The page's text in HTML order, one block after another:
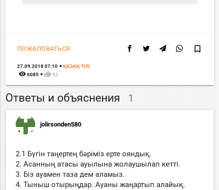
ПОЖАЛОВАТЬСЯ bookmark_border
27.09.2018 07:10 ҚАЗАҚ ТIЛI
remove_red_eye 6085 thumb_up 52
Ответы и объяснения 1
jolirsonden580
2.1 Бүгін таңертең бәріміз ерте ояндық.
2. Асанның атасы ауылына жолаушылап кетті.
3. Біз ауамен таза дем аламыз.
4. Тыныш отырыңдар. Ауаны жаңартып алайық.